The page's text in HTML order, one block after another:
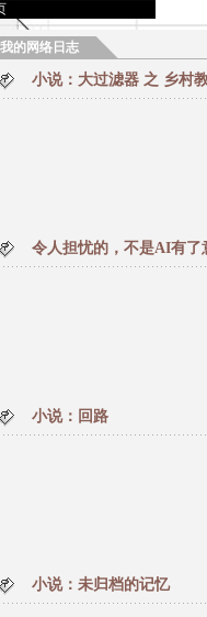
我的网络日志
小说：大过滤器 之 乡村
令人担忧的，不是AI有了
小说：回路
小说：未归档的记忆